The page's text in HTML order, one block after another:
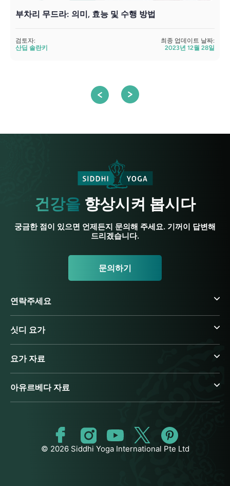
부차리 무드라: 의미, 효능 및 수행 방법
검토자:
산딥 솔란키
최종 업데이트 날짜:
2023년 12월 28일
건강을 향상시켜 봅시다
궁금한 점이 있으면 언제든지 문의해 주세요. 기꺼이 답변해
드리겠습니다.
문의하기
연락주세요
싯디 요가
요가 자료
아유르베다 자료
© 2026 Siddhi Yoga International Pte Ltd